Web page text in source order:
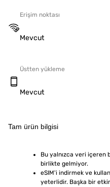
Erişim noktası
Mevcut
Üstten yükleme
Mevcut
Tam ürün bilgisi
Bu yalnızca veri içeren
birlikte gelmiyor.
eSIM'i indirmek ve
yeterlidir. Başka bir